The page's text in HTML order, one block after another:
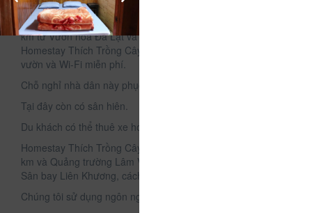
Tọa lạc tại thành phố Đà Lạt, nằm trong bán kính chưa đầy 1
km từ Vườn hoa Đà Lạt và 2,2 km từ Hồ Xuân Hương,
Homestay Thích Trồng Cây cung cấp chỗ nghỉ có lối ra khu
vườn và Wi-Fi miễn phí.
Chỗ nghỉ nhà dân này phục vụ bữa sáng tự chọn hàng ngày.
Tại đây còn có sân hiên.
Du khách có thể thuê xe hơi của chỗ nghỉ.
Homestay Thích Trồng Cây nằm cách Công viên Yersin 2,3
km và Quảng trường Lâm Viên 2,4 km. Sân bay gần nhất là
Sân bay Liên Khương, cách đó 31 km.
Chúng tôi sử dụng ngôn ngữ của bạn!